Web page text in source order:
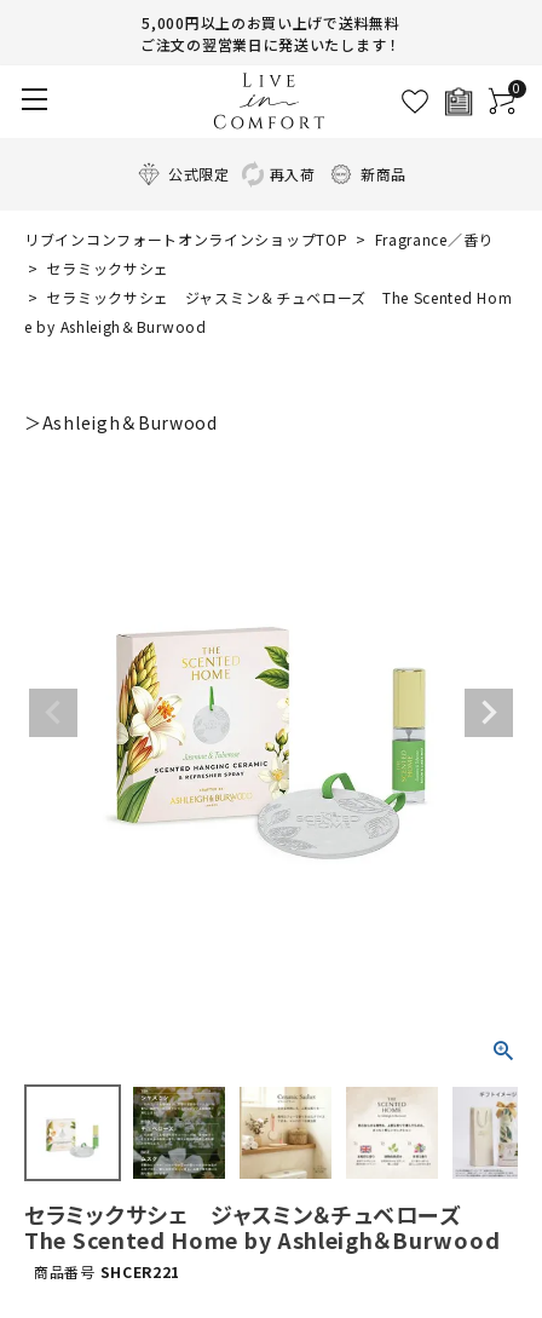
5,000円以上のお買い上げで送料無料
ご注文の翌営業日に発送いたします！
0
公式限定 再入荷 新商品
リブインコンフォートオンラインショップTOP
Fragrance／香り
セラミックサシェ
セラミックサシェ ジャスミン＆チュベローズ The Scented Hom
e by Ashleigh＆Burwood
＞Ashleigh＆Burwood
セラミックサシェ ジャスミン＆チュベローズ
The Scented Home by Ashleigh＆Burwood
商品番号 SHCER221